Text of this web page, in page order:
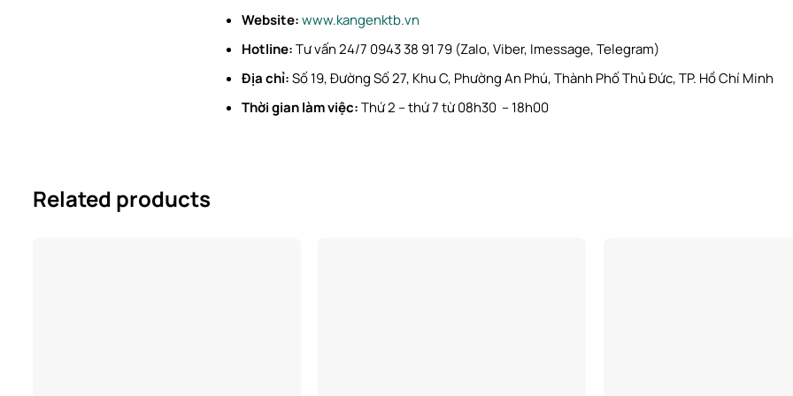
Website:www.kangenktb.vn
Hotline:Tư vấn 24/7 0943 38 91 79 (Zalo, Viber, Imessage, Telegram)
Địa chỉ:Số 19, Đường Số 27, Khu C, Phường An Phú, Thành Phố Thủ Đức, TP. Hồ Chí Minh
Thời gian làm việc:Thứ 2 – thứ 7 từ 08h30 – 18h00
Related products